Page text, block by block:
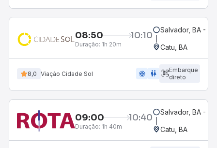
08:50 10:10
Duração: 1h 20m
Salvador, BA -
Catu, BA
8,0 Viação Cidade Sol ac_unit wc
Embarque
direto
09:00 10:40
Duração: 1h 40m
Salvador, BA -
Catu, BA